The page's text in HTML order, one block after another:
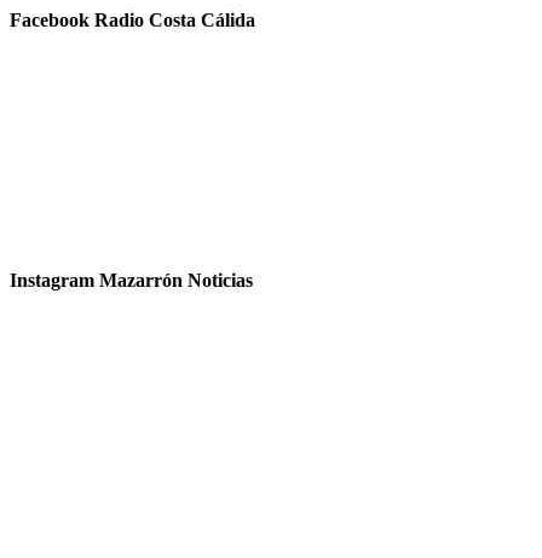
Facebook Radio Costa Cálida
Instagram Mazarrón Noticias